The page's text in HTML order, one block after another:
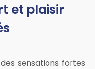
et plaisir
sensations fortes